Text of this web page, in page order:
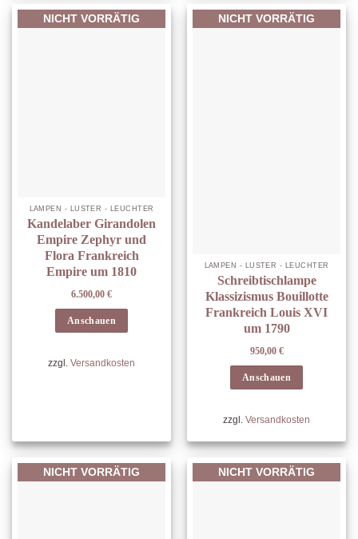
NICHT VORRÄTIG
LAMPEN - LÜSTER - LEUCHTER
Kandelaber Girandolen
Empire Zephyr und
Flora Frankreich
Empire um 1810
6.500,00 €
Anschauen
zzgl. Versandkosten
NICHT VORRÄTIG
LAMPEN - LÜSTER - LEUCHTER
Schreibtischlampe
Klassizismus Bouillotte
Frankreich Louis XVI
um 1790
950,00 €
Anschauen
zzgl. Versandkosten
NICHT VORRÄTIG NICHT VORRÄTIG